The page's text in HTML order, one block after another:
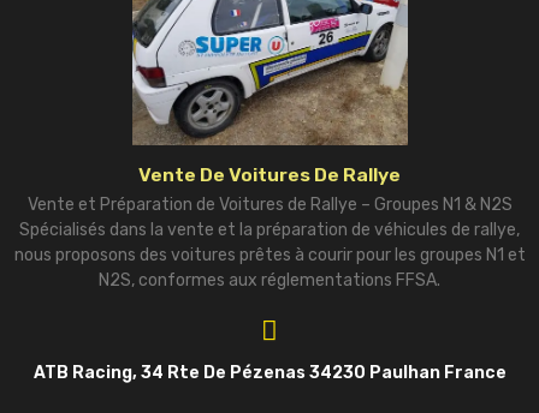
Vente De Voitures De Rallye
Vente et Préparation de Voitures de Rallye – Groupes N1 & N2S
Spécialisés dans la vente et la préparation de véhicules de rallye,
nous proposons des voitures prêtes à courir pour les groupes N1 et
N2S, conformes aux réglementations FFSA.
ATB Racing, 34 Rte De Pézenas 34230 Paulhan France